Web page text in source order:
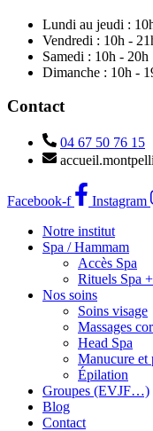
Lundi au jeudi :
Vendredi : 10h -
Samedi : 10h - 20h
Dimanche : 10h -
Contact
04 67 50 76 15
Facebook-f
Instagram
Notre institut
Spa / Hammam
Accès Spa
Rituels Spa
Nos soins
Soins visage
Massages
Head Spa
Manucure et
Épilation
Groupes (EVJF…)
Blog
Contact